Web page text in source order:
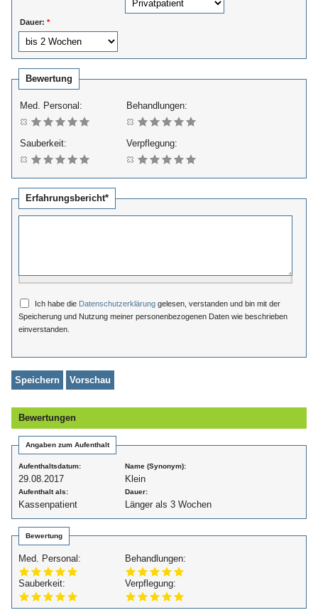
Dauer: *
Bewertung
Med. Personal: Behandlungen:
Sauberkeit: Verpflegung:
Erfahrungsbericht*
Ich habe die Datenschutzerklärung gelesen, verstanden und bin mit der
Speicherung und Nutzung meiner personenbezogenen Daten wie beschrieben
einverstanden.
Bewertungen
Angaben zum Aufenthalt
Aufenthaltsdatum:
29.08.2017
Name (Synonym):
Klein
Aufenthalt als:
Kassenpatient
Dauer:
Länger als 3 Wochen
Bewertung
Med. Personal: Behandlungen:
Sauberkeit: Verpflegung: